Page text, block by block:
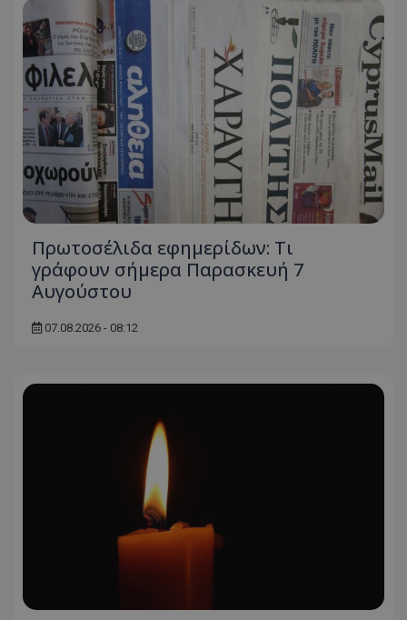
Πρωτοσέλιδα εφημερίδων: Τι
γράφουν σήμερα Παρασκευή 7
Αυγούστου
07.08.2026 - 08:12